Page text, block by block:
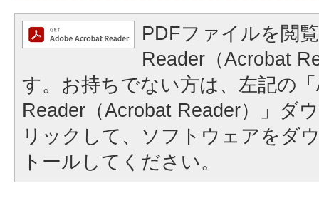
PDFファイルを閲
Reader（Acrobat
す。お持ちでない方は、左記の
Reader（Acrobat Reader）」ダ
リックして、ソフトウェアをダ
トールしてください。